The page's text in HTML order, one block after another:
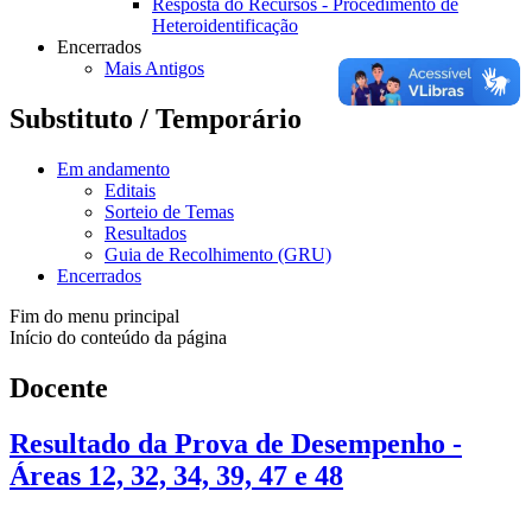
Resposta do Recursos - Procedimento de
Heteroidentificação
Encerrados
Mais Antigos
Substituto / Temporário
Em andamento
Editais
Sorteio de Temas
Resultados
Guia de Recolhimento (GRU)
Encerrados
Fim do menu principal
Início do conteúdo da página
Docente
Resultado da Prova de Desempenho -
Áreas 12, 32, 34, 39, 47 e 48